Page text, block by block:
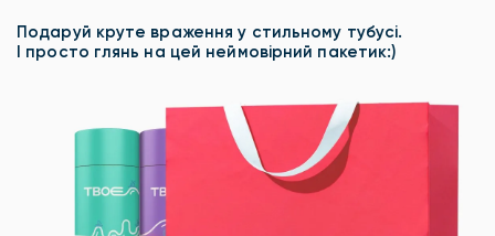
Подаруй круте враження у стильному тубусі.
І просто глянь на цей неймовірний пакетик:)